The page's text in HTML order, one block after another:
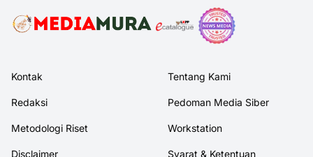
Kontak Tentang Kami
Redaksi Pedoman Media Siber
Metodologi Riset Workstation
Disclaimer Syarat & Ketentuan